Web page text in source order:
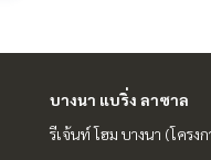
บางนา แบริ่ง ลาซาล
รีเจ้นท์ โฮม บางนา (โครง